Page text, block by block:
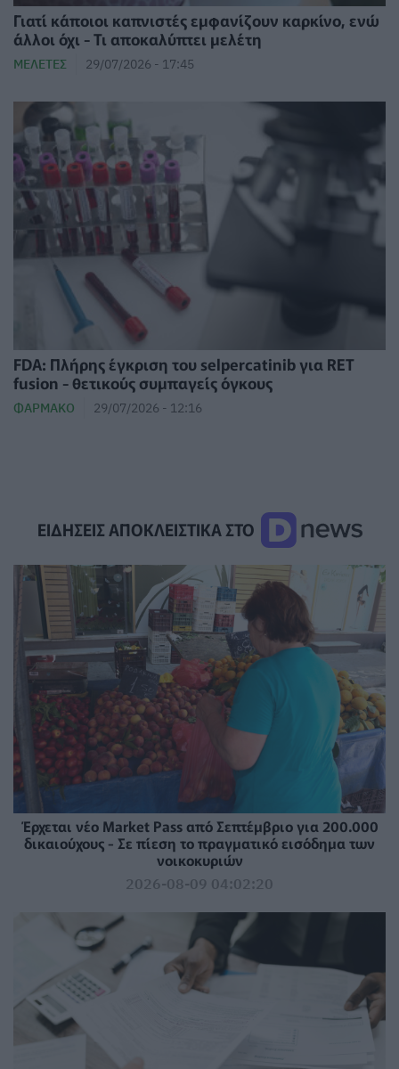
Γιατί κάποιοι καπνιστές εμφανίζουν καρκίνο, ενώ
άλλοι όχι - Τι αποκαλύπτει μελέτη
ΜΕΛΈΤΕΣ 29/07/2026 - 17:45
FDA: Πλήρης έγκριση του selpercatinib για RET
fusion - θετικούς συμπαγείς όγκους
ΦΆΡΜΑΚΟ 29/07/2026 - 12:16
ΕΙΔΗΣΕΙΣ ΑΠΟΚΛΕΙΣΤΙΚΑ ΣΤΟ
Έρχεται νέο Market Pass από Σεπτέμβριο για 200.000
δικαιούχους - Σε πίεση το πραγματικό εισόδημα των
νοικοκυριών
2026-08-09 04:02:20